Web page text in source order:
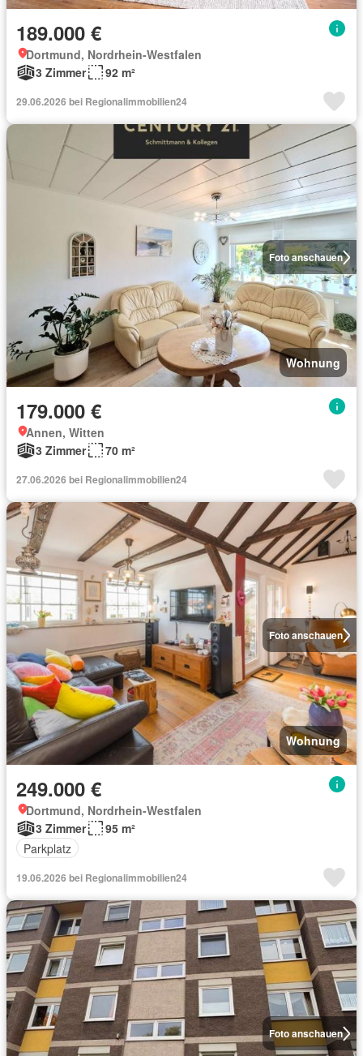
189.000 €
Dortmund, Nordrhein-Westfalen
3 Zimmer
92 m²
29.06.2026 bei Regionalimmobilien24
Foto anschauen
Wohnung
179.000 €
Annen, Witten
3 Zimmer
70 m²
27.06.2026 bei Regionalimmobilien24
Foto anschauen
Wohnung
249.000 €
Dortmund, Nordrhein-Westfalen
3 Zimmer
95 m²
Parkplatz
19.06.2026 bei Regionalimmobilien24
Foto anschauen